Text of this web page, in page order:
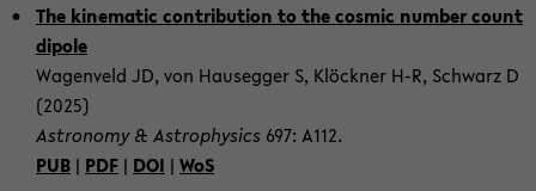
The ki­ne­ma­tic con­tri­bu­ti­on to the cos­mic num­ber count
di­po­le
Wa­gen­veld JD, von Hau­seg­ger S, Klöck­ner H-R, Schwarz D
(2025)
As­tro­no­my & As­tro­phy­sics 697: A112.
PUB | PDF | DOI | WoS